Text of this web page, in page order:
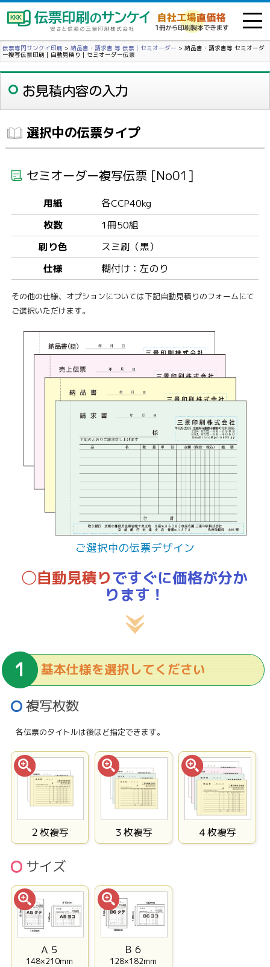
伝票専門サンケイ印刷 > 納品書・請求書 等 伝票｜セミオーダー > 納品書・請求書等 セミオーダ
ー複写伝票印刷｜自動見積り｜セミオーダー伝票
お見積内容の入力
選択中の伝票タイプ
セミオーダー複写伝票 [No01]
用紙
各CCP40kg
枚数
1冊50組
刷り色
スミ刷（黒）
仕様
糊付け：左のり
その他の仕様、オプションについては下記自動見積りのフォームにて
ご選択いただけます。
ご選択中の伝票デザイン
◯自動見積りですぐに価格が分か
ります！
基本仕様を選択してください
複写枚数
各伝票のタイトルは後ほど指定できます。
２枚複写 ３枚複写 ４枚複写
サイズ
Ａ５
148×210mm
Ｂ６
128×182mm